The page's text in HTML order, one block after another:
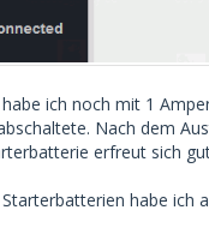
ich noch mit 1
Nach dem
erfreut sich
Starterbatterien habe ich